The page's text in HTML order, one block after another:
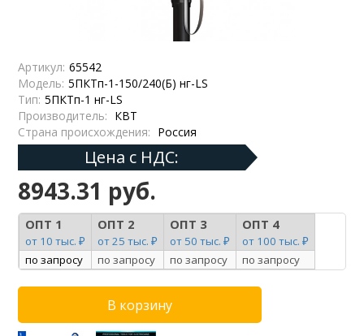
Артикул: 65542
Модель: 5ПКТп-1-150/240(Б) нг-LS
Тип: 5ПКТп-1 нг-LS
Производитель: КВТ
Страна происхождения: Россия
Цена с НДС:
8943.31 руб.
ОПТ 1
от 10 тыс. ₽
ОПТ 2
от 25 тыс. ₽
ОПТ 3
от 50 тыс. ₽
ОПТ 4
от 100 тыс. ₽
по запросу
по запросу по запросу по запросу